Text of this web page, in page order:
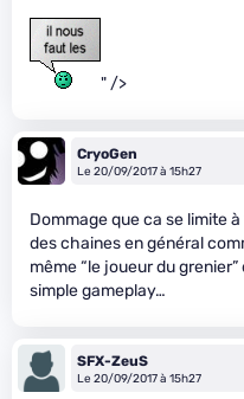
" />
CryoGen
Le 20/09/2017 à 15h27
Dommage que ca se limite
des chaines en général
même “le joueur du
simple gameplay…
SFX-ZeuS
Le 20/09/2017 à 15h27